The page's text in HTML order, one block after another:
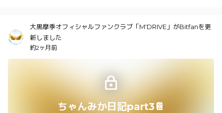
大黒摩季オフィシャルファンクラブ「M'DRIVE」がBitfanを更
新しました
約2ヶ月前
ちゃんみか日記part3📔